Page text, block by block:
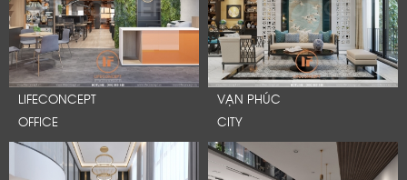
LIFECONCEPT
OFFICE
VẠN PHÚC
CITY